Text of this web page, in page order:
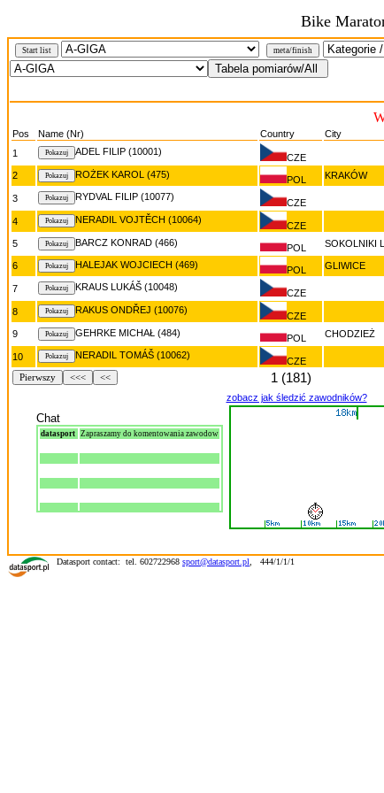
Bike
Start list meta/finish
Pos Name (Nr) Country City
1
ADEL FILIP (10001)
CZE
2 ROŻEK KAROL (475) POL KRAKÓW
3 RYDVAL FILIP (10077)
CZE
4 NERADIL VOJTĚCH (10064)
CZE
5 BARCZ KONRAD (466) POL SOKOLNIKI
6 HALEJAK WOJCIECH (469) POL GLIWICE
7 KRAUS LUKÁŠ (10048)
CZE
8 RAKUS ONDŘEJ (10076)
CZE
9 GEHRKE MICHAŁ (484) POL CHODZIEŻ
10 NERADIL TOMÁŠ (10062)
CZE
Pierwszy <<< << 1 (181)
Chat
datasport Zapraszamy do komentowania zawodow
zobacz jak śledzić zawodników?
Datasport contact: tel. 602722968 sport@datasport.pl 444/1/1/1